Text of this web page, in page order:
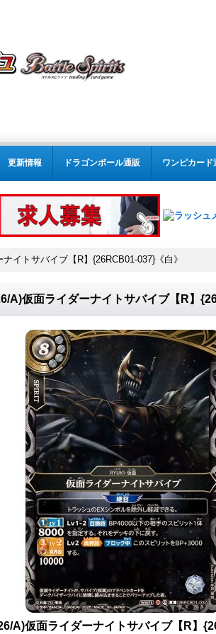
更新情報 ドラゴンボール通販 ワンピカード
イトサバイブ【R】{26RCB01-037}《白》
A)仮面ライダーナイトサバイブ【R】
A)仮面ライダーナイトサバイブ【R】